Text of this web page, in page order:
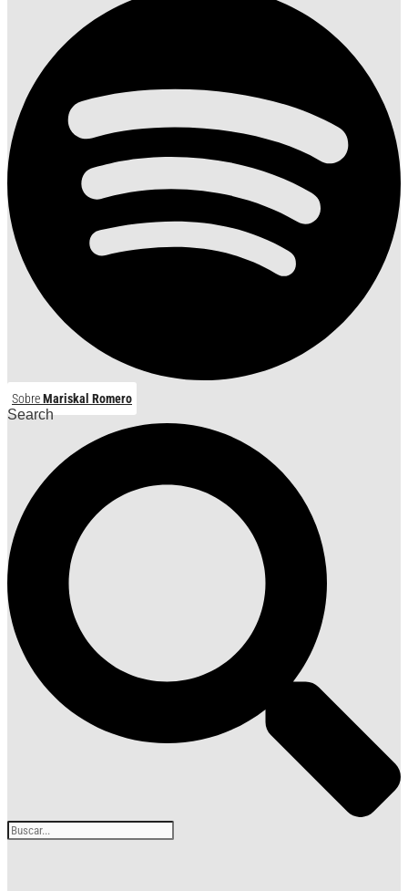
SobreMariskal Romero
Search